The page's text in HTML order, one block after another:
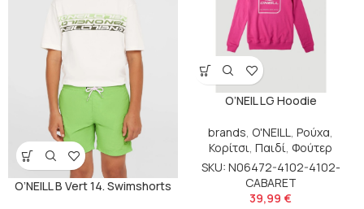
O’NEILL B Vert 14. Swimshorts
O’NEIL LG Hoodie
brands, O'NEILL,Ρούχα,
Κορίτσι,Παιδί,Φούτερ
SKU: N06472-4102-4102-
CABARET
39,99 €